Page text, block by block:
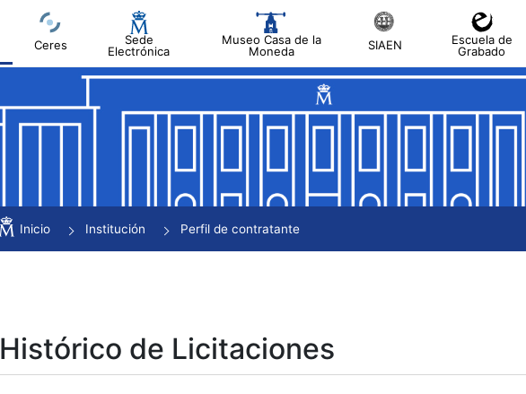
Ceres
Sede
Electrónica
Museo Casa de la
Moneda
SIAEN
Escuela de
Grabado
Mostrar/Ocultar
Mostrar/Ocultar
Mostrar/Ocultar
Inicio Institución Perfil de contratante
Histórico de Licitaciones